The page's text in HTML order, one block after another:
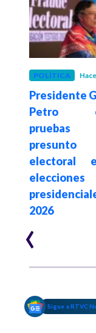
POLÍTICA
Presidente
Petro
presunto
electoral
elecciones
2026
‹
Sigue a RTVC